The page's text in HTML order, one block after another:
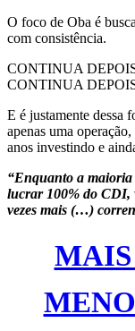
O foco de Oba é
com consistência.
CONTINUA
CONTINUA
E é justamente dessa
apenas uma
anos investindo e
“Enquanto a maioria
lucrar 100% do CDI,
vezes mais (…)